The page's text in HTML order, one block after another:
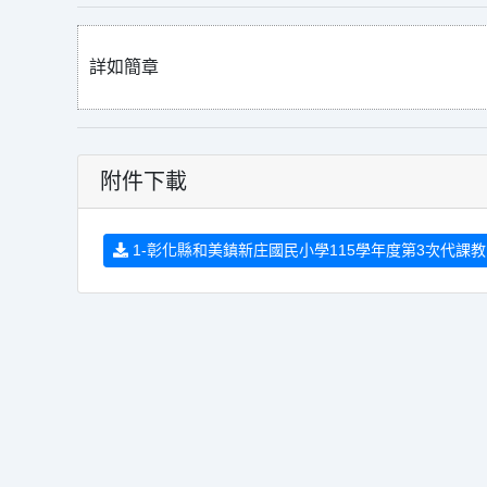
詳如簡章
附件下載
1-彰化縣和美鎮新庄國民小學115學年度第3次代課